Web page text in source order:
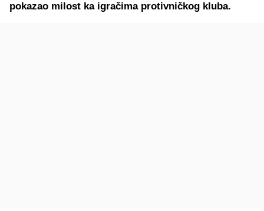
pokazao milost ka igračima protivničkog kluba.